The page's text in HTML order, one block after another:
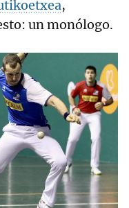
,
un monólogo.